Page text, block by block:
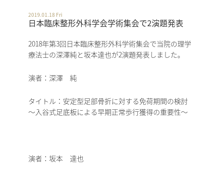
2019.01.18 Fri
日本臨床整形外科学会学術集会で2演題発表
2018年第3回日本臨床整形外科学術集会で当院の理学
療法士の深澤純と坂本達也が2演題発表しました。
演者：深澤 純
タイトル：安定型足部骨折に対する免荷期間の検討
～入谷式足底板による早期正常歩行獲得の重要性～
演者：坂本 達也